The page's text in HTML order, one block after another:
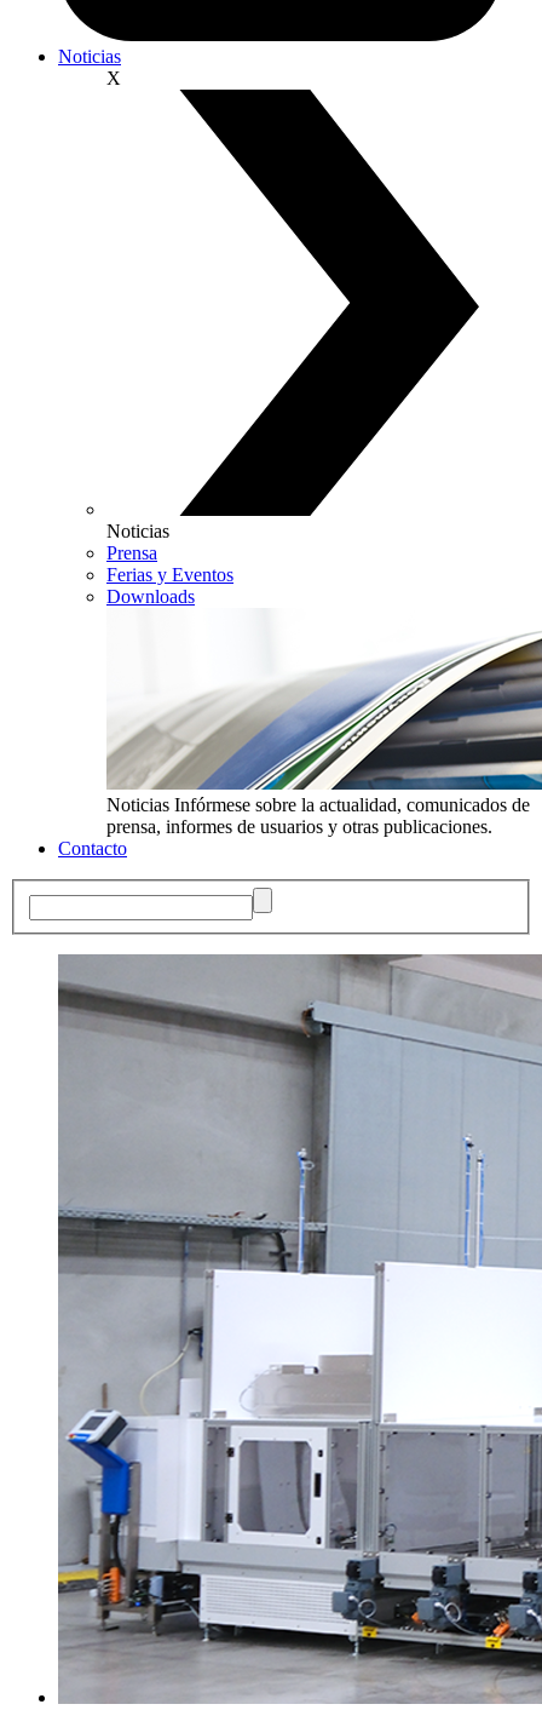
Noticias
X
Noticias
Prensa
Ferias y Eventos
Downloads
Noticias Infórmese sobre la actualidad, comunicados de
prensa, informes de usuarios y otras publicaciones.
Contacto